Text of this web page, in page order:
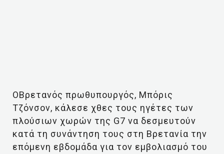
ΟΒρετανός πρωθυπουργός, Μπόρις
Τζόνσον, κάλεσε χθες τους ηγέτες των
πλούσιων χωρών της G7 να δεσμευτούν
κατά τη συνάντηση τους στη Βρετανία την
επόμενη εβδομάδα για τον εμβολιασμό του